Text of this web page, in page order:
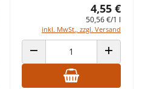
ERHÖHEN
4,55 €
50,56 €/1 l
inkl. MwSt., zzgl. Versand
ANZAHL VERRINGERN ANZAHL